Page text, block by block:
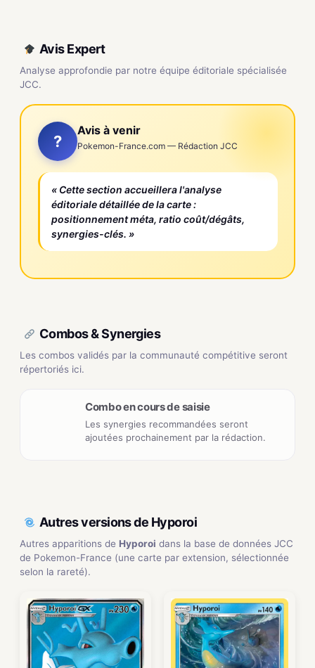
Avis Expert
Analyse approfondie par notre équipe éditoriale spécialisée
JCC.
?
Avis à venir
Pokemon-France.com — Rédaction JCC
« Cette section accueillera l'analyse
éditoriale détaillée de la carte :
positionnement méta, ratio coût/dégâts,
synergies-clés. »
Combos & Synergies
Les combos validés par la communauté compétitive seront
répertoriés ici.
Combo en cours de saisie
Les synergies recommandées seront
ajoutées prochainement par la rédaction.
Autres versions de Hyporoi
Autres apparitions de Hyporoi dans la base de données JCC
de Pokemon-France (une carte par extension, sélectionnée
selon la rareté).